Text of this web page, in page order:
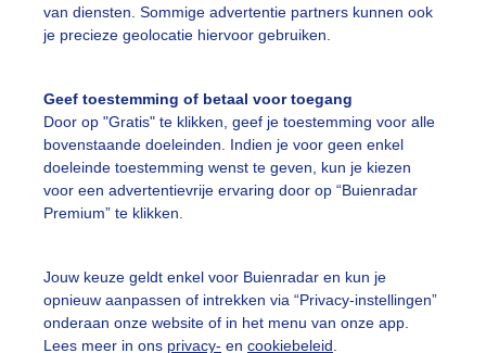
van diensten. Sommige advertentie partners kunnen ook
je precieze geolocatie hiervoor gebruiken.
Geef toestemming of betaal voor toegang
Door op "Gratis" te klikken, geef je toestemming voor alle
bovenstaande doeleinden. Indien je voor geen enkel
doeleinde toestemming wenst te geven, kun je kiezen
voor een advertentievrije ervaring door op “Buienradar
Premium” te klikken.
Jouw keuze geldt enkel voor Buienradar en kun je
opnieuw aanpassen of intrekken via “Privacy-instellingen”
onderaan onze website of in het menu van onze app.
Lees meer in ons privacy- en cookiebeleid
vragen
Mijn weer
De Bilt